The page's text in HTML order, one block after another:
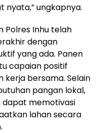
ungkapnya.
Polres Inhu telah
dengan
yang ada. Panen
capaian positif
kerja bersama. Selain
pangan lokal,
dapat memotivasi
lahan secara